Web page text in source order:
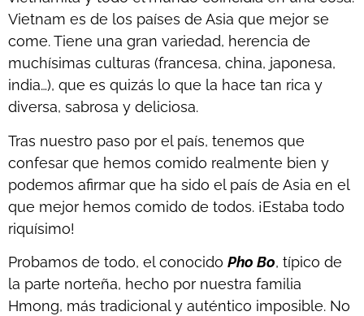
Vietnam es de los países de Asia que mejor se
come. Tiene una gran variedad, herencia de
muchísimas culturas (francesa, china, japonesa,
india…), que es quizás lo que la hace tan rica y
diversa, sabrosa y deliciosa.
Tras nuestro paso por el país, tenemos que
confesar que hemos comido realmente bien y
podemos afirmar que ha sido el país de Asia en el
que mejor hemos comido de todos. ¡Estaba todo
riquísimo!
Probamos de todo, el conocido Pho Bo, típico de
la parte norteña, hecho por nuestra familia
Hmong, más tradicional y auténtico imposible. No